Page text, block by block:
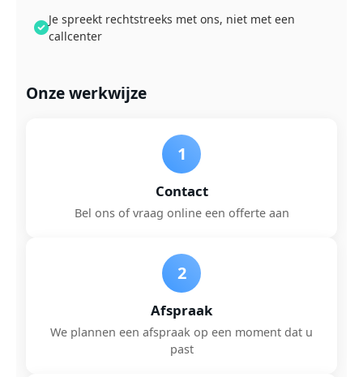
Je spreekt rechtstreeks met ons, niet met een
callcenter
Onze werkwijze
1
Contact
Bel ons of vraag online een offerte aan
2
Afspraak
We plannen een afspraak op een moment dat u
past